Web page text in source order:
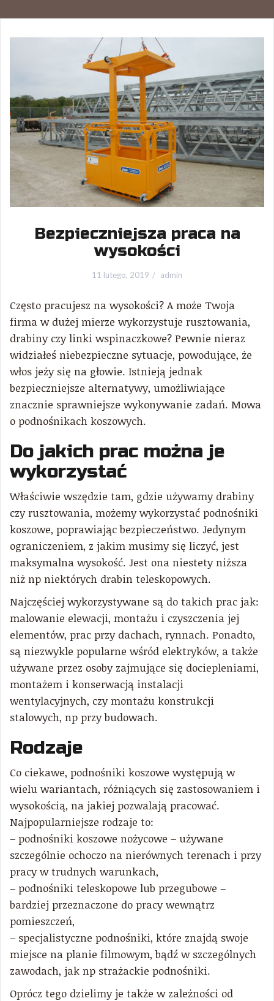
Bezpieczniejsza praca na
wysokości
11 lutego, 2019 admin
Często pracujesz na wysokości? A może Twoja
firma w dużej mierze wykorzystuje rusztowania,
drabiny czy linki wspinaczkowe? Pewnie nieraz
widziałeś niebezpieczne sytuacje, powodujące, że
włos jeży się na głowie. Istnieją jednak
bezpieczniejsze alternatywy, umożliwiające
znacznie sprawniejsze wykonywanie zadań. Mowa
o podnośnikach koszowych.
Do jakich prac można je
wykorzystać
Właściwie wszędzie tam, gdzie używamy drabiny
czy rusztowania, możemy wykorzystać podnośniki
koszowe, poprawiając bezpieczeństwo. Jedynym
ograniczeniem, z jakim musimy się liczyć, jest
maksymalna wysokość. Jest ona niestety niższa
niż np niektórych drabin teleskopowych.
Najczęściej wykorzystywane są do takich prac jak:
malowanie elewacji, montażu i czyszczenia jej
elementów, prac przy dachach, rynnach. Ponadto,
są niezwykle popularne wśród elektryków, a także
używane przez osoby zajmujące się dociepleniami,
montażem i konserwacją instalacji
wentylacyjnych, czy montażu konstrukcji
stalowych, np przy budowach.
Rodzaje
Co ciekawe, podnośniki koszowe występują w
wielu wariantach, różniących się zastosowaniem i
wysokością, na jakiej pozwalają pracować.
Najpopularniejsze rodzaje to:
– podnośniki koszowe nożycowe – używane
szczególnie ochoczo na nierównych terenach i przy
pracy w trudnych warunkach,
– podnośniki teleskopowe lub przegubowe –
bardziej przeznaczone do pracy wewnątrz
pomieszczeń,
– specjalistyczne podnośniki, które znajdą swoje
miejsce na planie filmowym, bądź w szczególnych
zawodach, jak np strażackie podnośniki.
Oprócz tego dzielimy je także w zależności od